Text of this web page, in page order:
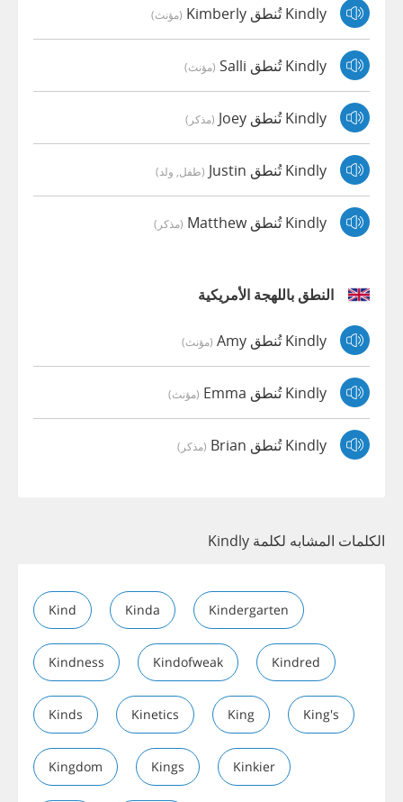
Kindly تُنطق Kimberly (مؤنث)
Kindly تُنطق Salli (مؤنث)
Kindly تُنطق Joey (مذكر)
Kindly تُنطق Justin (طفل, ولد)
Kindly تُنطق Matthew (مذكر)
النطق باللهجة الأمريكية
Kindly تُنطق Amy (مؤنث)
Kindly تُنطق Emma (مؤنث)
Kindly تُنطق Brian (مذكر)
الكلمات المشابه لكلمة Kindly
Kind Kinda Kindergarten
Kindness Kindofweak Kindred
Kinds Kinetics King King's
Kingdom Kings Kinkier